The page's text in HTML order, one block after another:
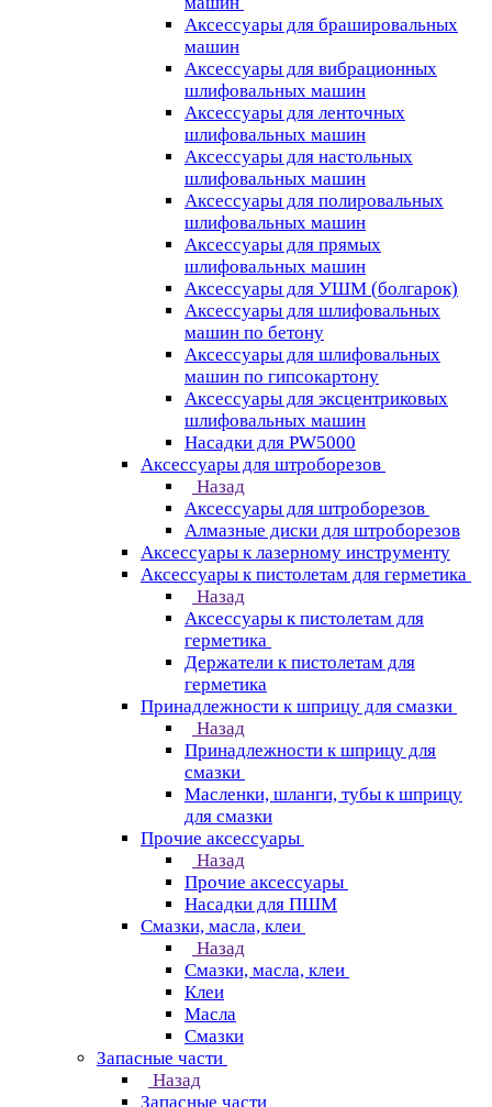
Аксессуары для брашировальных
машин
Аксессуары для вибрационных
шлифовальных машин
Аксессуары для ленточных
шлифовальных машин
Аксессуары для настольных
шлифовальных машин
Аксессуары для полировальных
шлифовальных машин
Аксессуары для прямых
шлифовальных машин
Аксессуары для УШМ (болгарок)
Аксессуары для шлифовальных
машин по бетону
Аксессуары для шлифовальных
машин по гипсокартону
Аксессуары для эксцентриковых
шлифовальных машин
Насадки для PW5000
Аксессуары для штроборезов
Назад
Аксессуары для штроборезов
Алмазные диски для штроборезов
Аксессуары к лазерному инструменту
Аксессуары к пистолетам для герметика
Назад
Аксессуары к пистолетам для
герметика
Держатели к пистолетам для
герметика
Принадлежности к шприцу для смазки
Назад
Принадлежности к шприцу для
смазки
Масленки, шланги, тубы к шприцу
для смазки
Прочие аксессуары
Назад
Прочие аксессуары
Насадки для ПШМ
Смазки, масла, клеи
Назад
Смазки, масла, клеи
Клеи
Масла
Смазки
Запасные части
Назад
Запасные части